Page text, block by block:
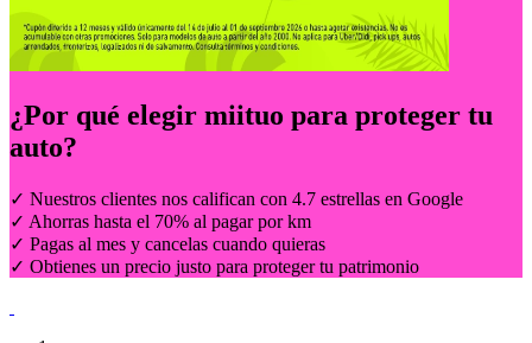
¿Por qué elegir miituo para proteger tu
auto?
✓ Nuestros clientes nos califican con 4.7 estrellas en Google
✓ Ahorras hasta el 70% al pagar por km
✓ Pagas al mes y cancelas cuando quieras
✓ Obtienes un precio justo para proteger tu patrimonio